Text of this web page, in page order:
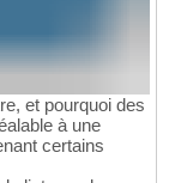
et pourquoi des
à une
certains